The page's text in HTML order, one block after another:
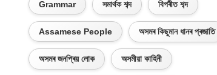
Grammar সমাৰ্থক শব্দ বিপৰীত শব্দ
Assamese People অসমৰ কিছুমান ধানৰ প্ৰজাতি
অসমৰ জনপ্ৰিয় লোক অসমীয়া কাহিনী